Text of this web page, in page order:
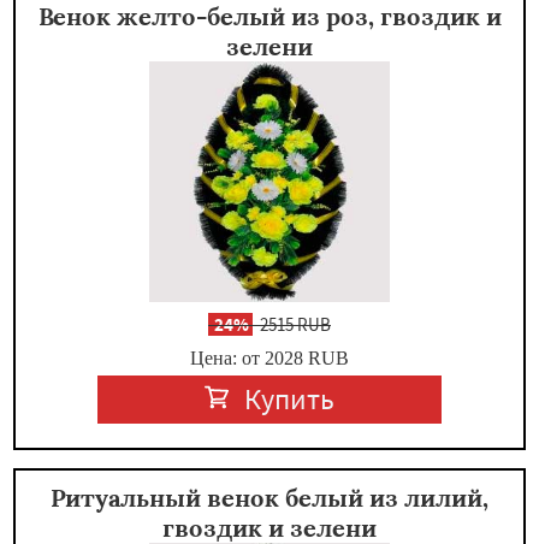
Венок желто-белый из роз, гвоздик и
зелени
-24%2515 RUB
Цена: от 2028 RUB
Купить
Ритуальный венок белый из лилий,
гвоздик и зелени